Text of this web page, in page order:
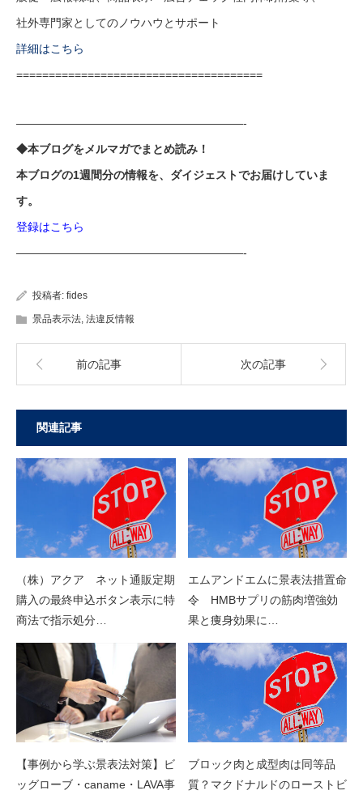
社外専門家としてのノウハウとサポート
詳細はこちら
======================================
————————————————————-
◆本ブログをメルマガでまとめ読み！
本ブログの1週間分の情報を、ダイジェストでお届けしていま
す。
登録はこちら
————————————————————-
投稿者: fides
景品表示法, 法違反情報
前の記事 次の記事
関連記事
（株）アクア ネット通販定期
購入の最終申込ボタン表示に特
商法で指示処分…
エムアンドエムに景表法措置命
令 HMBサプリの筋肉増強効
果と痩身効果に…
【事例から学ぶ景表法対策】ビ
ッグローブ・caname・LAVA事
ブロック肉と成型肉は同等品
質？マクドナルドのローストビ